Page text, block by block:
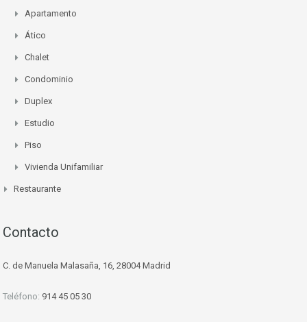
Apartamento
Ático
Chalet
Condominio
Duplex
Estudio
Piso
Vivienda Unifamiliar
Restaurante
Contacto
C. de Manuela Malasaña, 16, 28004 Madrid
Teléfono: 914 45 05 30